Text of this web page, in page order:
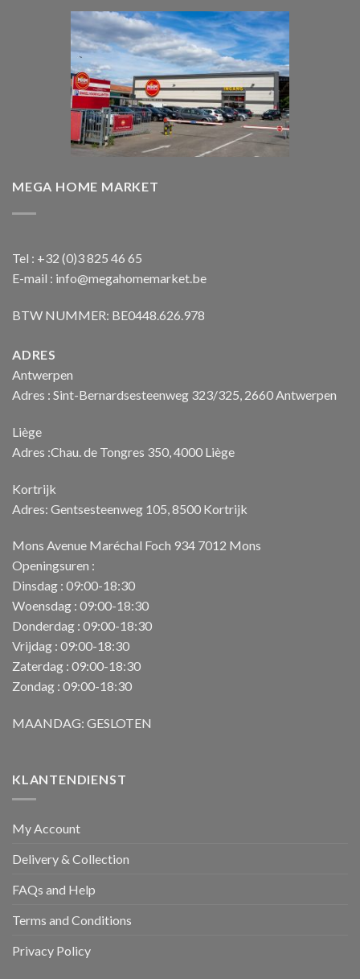
MEGA HOME MARKET
Tel : +32 (0)3 825 46 65
E-mail : info@megahomemarket.be
BTW NUMMER: BE0448.626.978
ADRES
Antwerpen
Adres : Sint-Bernardsesteenweg 323/325, 2660 Antwerpen
Liège
Adres :Chau. de Tongres 350, 4000 Liège
Kortrijk
Adres: Gentsesteenweg 105, 8500 Kortrijk
Mons Avenue Maréchal Foch 934 7012 Mons
Openingsuren :
Dinsdag : 09:00-18:30
Woensdag : 09:00-18:30
Donderdag : 09:00-18:30
Vrijdag : 09:00-18:30
Zaterdag : 09:00-18:30
Zondag : 09:00-18:30
MAANDAG: GESLOTEN
KLANTENDIENST
My Account
Delivery & Collection
FAQs and Help
Terms and Conditions
Privacy Policy